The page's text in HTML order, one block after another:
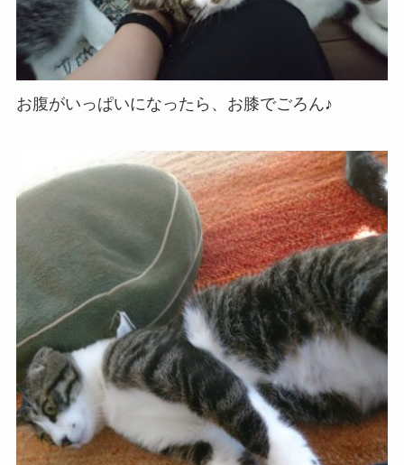
お腹がいっぱいになったら、お膝でごろん♪